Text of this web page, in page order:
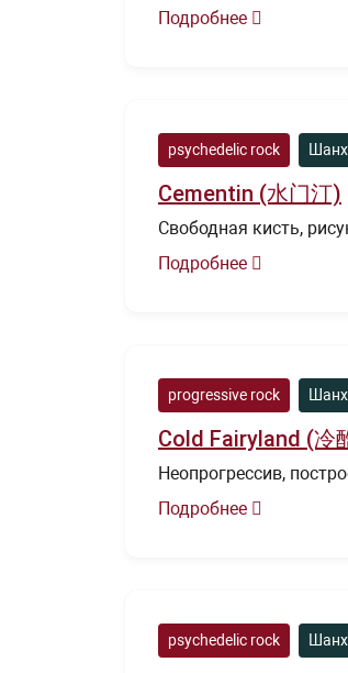
Подробнее
psychedelic rock
Cementin (水门汀)
Свободная кисть,
Подробнее
progressive rock
Cold Fairyland (冷
Неопрогрессив,
Подробнее
psychedelic rock